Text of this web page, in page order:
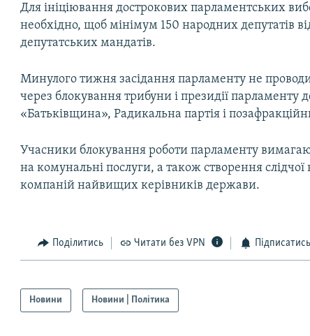
Для ініціювання дострокових парламентських
необхідно, щоб мінімум 150 народних депутатів
депутатських мандатів.
Минулого тижня засідання парламенту не
через блокування трибуни і президії парламенту
«Батьківщина», Радикальна партія і
Учасники блокування роботи парламенту
на комунальні послуги, а також створення
компаній найвищих керівників держави.
Поділитись Читати без VPN Підписатись
Новини Новини | Політика